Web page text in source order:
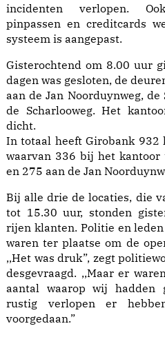
incidenten verlopen.
pinpassen en creditcards
systeem is aangepast.
Gisterochtend om 8.00 uur
dagen was gesloten, de
aan de Jan Noorduynweg,
de Scharlooweg. Het
dicht.
In totaal heeft Girobank 932
waarvan 336 bij het kantoor
en 275 aan de Jan
Bij alle drie de locaties, die
tot 15.30 uur, stonden
rijen klanten. Politie en
waren ter plaatse om de
,,Het was druk”, zegt
desgevraagd. ,,Maar er
aantal waarop wij hadden
rustig verlopen er
voorgedaan.”